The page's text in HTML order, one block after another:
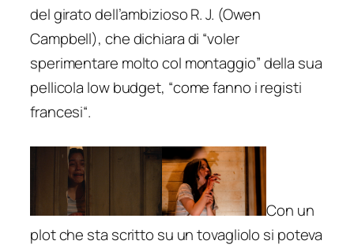
del girato dell’ambizioso R. J. (Owen
Campbell), che dichiara di “voler
sperimentare molto col montaggio” della sua
pellicola low budget, “come fanno i registi
francesi“.
Con un
plot che sta scritto su un tovagliolo si poteva